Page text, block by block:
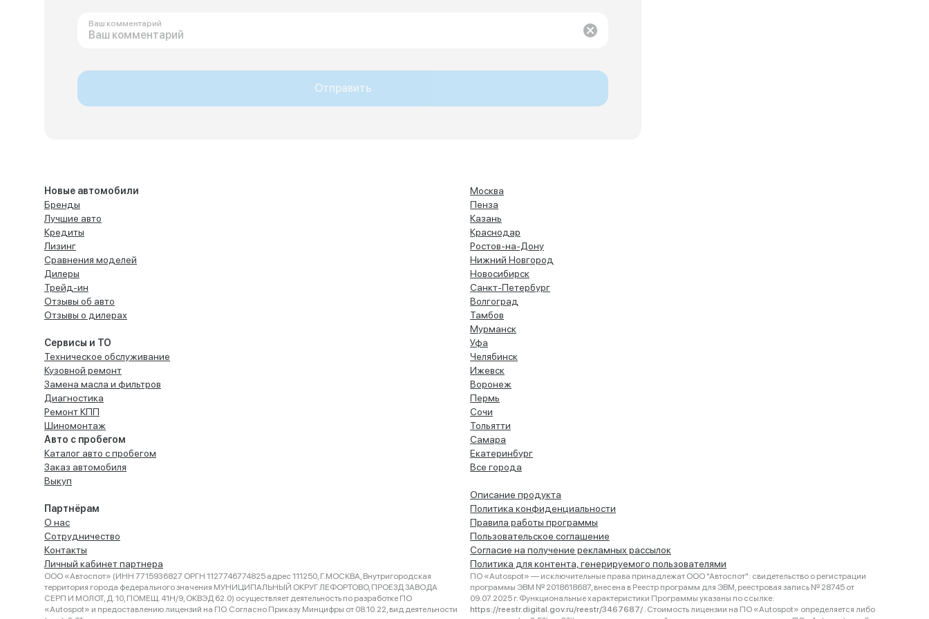
Ваш комментарий
Отправить
Новые автомобили
Бренды
Лучшие авто
Кредиты
Лизинг
Сравнения моделей
Дилеры
Трейд-ин
Отзывы об авто
Отзывы о дилерах
Сервисы и ТО
Техническое обслуживание
Кузовной ремонт
Замена масла и фильтров
Диагностика
Ремонт КПП
Шиномонтаж
Авто с пробегом
Каталог авто с пробегом
Заказ автомобиля
Выкуп
Партнёрам
О нас
Сотрудничество
Контакты
Личный кабинет партнера
Москва
Пенза
Казань
Краснодар
Ростов-на-Дону
Нижний Новгород
Новосибирск
Санкт-Петербург
Волгоград
Тамбов
Мурманск
Уфа
Челябинск
Ижевск
Воронеж
Пермь
Сочи
Тольятти
Самара
Екатеринбург
Все города
Описание продукта
Политика конфиденциальности
Правила работы программы
Пользовательское соглашение
Согласие на получение рекламных рассылок
Политика для контента, генерируемого пользователями
ООО «Автоспот» (ИНН 7715936827 ОРГН 1127746774825 адрес 111250, Г.МОСКВА, Внутригородская
территория города федерального значения МУНИЦИПАЛЬНЫЙ ОКРУГ ЛЕФОРТОВО, ПРОЕЗД ЗАВОДА
СЕРП И МОЛОТ, Д. 10, ПОМЕЩ. 41Н/9, ОКВЭД 62.0) осуществляет деятельность по разработке ПО
«Autospot» и предоставлению лицензий на ПО. Согласно Приказу Минцифры от 08.10.22, вид деятельности
ПО «Autospot» — исключительные права принадлежат ООО "Автоспот": свидетельство о регистрации
программы ЭВМ № 2018618687, внесена в Реестр программ для ЭВМ, реестровая запись № 28745 от
09.07.2025 г. Функциональные характеристики Программы указаны по ссылке:
https://reestr.digital.gov.ru/reestr/3467687/ . Стоимость лицензии на ПО «Autospot» определяется либо